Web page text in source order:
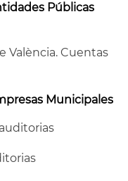
Públicas
València. Cuentas
Municipales